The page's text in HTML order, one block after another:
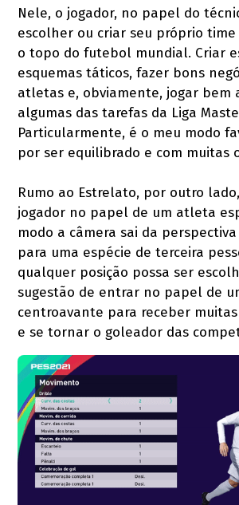
Nele, o jogador, no papel do
escolher ou criar seu próprio
o topo do futebol mundial. Criar
esquemas táticos, fazer bons
atletas e, obviamente, jogar bem
algumas das tarefas da Liga
Particularmente, é o meu modo
por ser equilibrado e com muitas
Rumo ao Estrelato, por outro
jogador no papel de um atleta
modo a câmera sai da
para uma espécie de terceira
qualquer posição possa ser
sugestão de entrar no papel de
centroavante para receber
e se tornar o goleador das